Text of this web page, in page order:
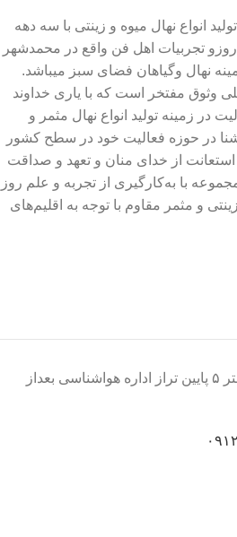
انواع نهال میوه و زینتی با سه دهه
روزو تجربیات اهل فن واقع در محمدشهر
نهال وگیاهان فضای سبز میباشد.
وثوق مفتخر است که با یاری خداوند
در زمینه تولید انواع نهال مثمر و
در حوزه فعالیت خود در سطح کشور
استعانت از خدای منان و تعهد و صداقت
با به‌کارگیری از تجربه و علم روز
زینتی و مثمر مقاوم با توجه به اقلیم‌های
: جاده محمدشهر کیلومتر ۵ پایین تراز اداره هواشناسی بعداز